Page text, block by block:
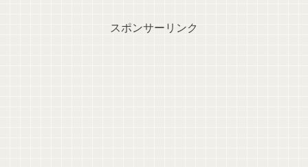
スポンサーリンク